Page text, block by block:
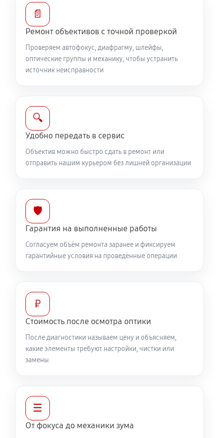
Устранение механических повреждений
Ремонт электроники объектива Canon RF 35mm
f/1.8 IS Macro STM
810 руб
Ремонт передней линзы объектива
720 руб 60 минут
Ремонт кольца зуммирования
360 руб 60 минут
Разблокировка заклинивания
Протяжка соединений трансфокатора
Замена светофильтра объектива Canon RF 35mm
f/1.8 IS Macro STM
📄
Ремонт объективов с точной проверкой
Проверяем автофокус, диафрагму, шлейфы,
оптические группы и механику, чтобы устранить
источник неисправности
🔍
Удобно передать в сервис
Объектив можно быстро сдать в ремонт или
отправить нашим курьером без лишней организации
🛡️
Гарантия на выполненные работы
Согласуем объём ремонта заранее и фиксируем
гарантийные условия на проведённые операции
₽
Стоимость после осмотра оптики
После диагностики называем цену и объясняем,
какие элементы требуют настройки, чистки или
замены
☰
От фокуса до механики зума